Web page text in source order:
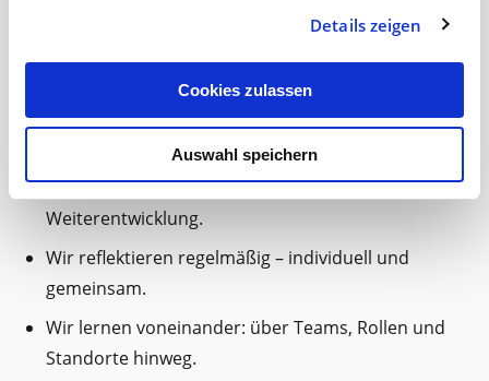
Details zeigen
Cookies zulassen
Auswahl speichern
Im Prozess unserer Visionsentwicklung wurde
deutlich: Wir wollen uns auf dem Weg zu einer
Für uns bedeutet das:
Wir schaffen Strukturen für kontinuierliche
Weiterentwicklung.
Wir reflektieren regelmäßig – individuell und
gemeinsam.
Wir lernen voneinander: über Teams, Rollen und
Standorte hinweg.